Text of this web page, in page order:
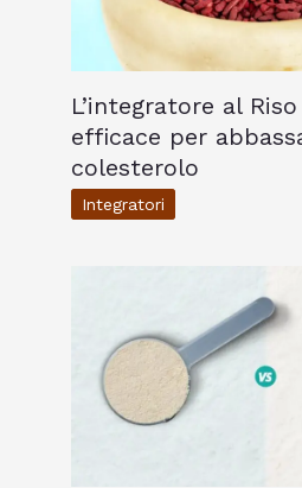
L’integratore al
efficace per
colesterolo
Integratori